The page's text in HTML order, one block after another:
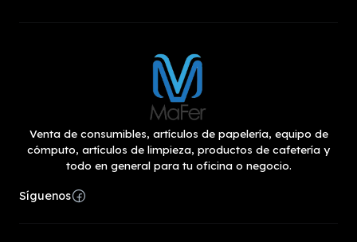
Venta de consumibles, artículos de papelería, equipo de
cómputo, artículos de limpieza, productos de cafetería y
todo en general para tu oficina o negocio.
Síguenos